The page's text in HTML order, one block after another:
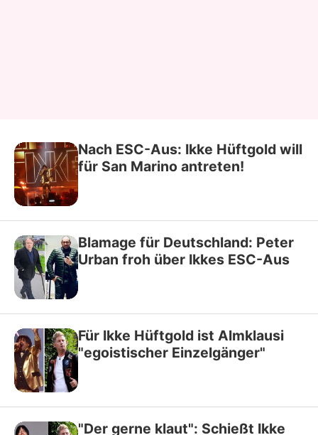
Nach ESC-Aus: Ikke Hüftgold will
für San Marino antreten!
Blamage für Deutschland: Peter
Urban froh über Ikkes ESC-Aus
Für Ikke Hüftgold ist Almklausi
"egoistischer Einzelgänger"
"Der gerne klaut": Schießt Ikke